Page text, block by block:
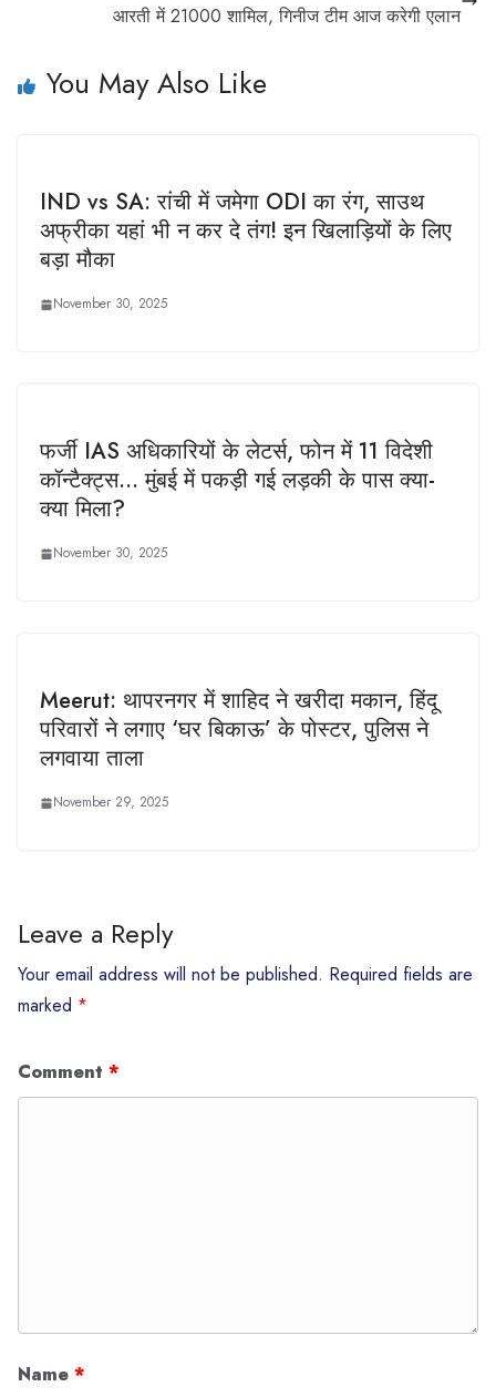
आरती में 21000 शामिल, गिनीज टीम आज करेगी एलान
You May Also Like
IND vs SA: रांची में जमेगा ODI का रंग, साउथ
अफ्रीका यहां भी न कर दे तंग! इन खिलाड़ियों के लिए
बड़ा मौका
November 30, 2025
फर्जी IAS अधिकारियों के लेटर्स, फोन में 11 विदेशी
कॉन्टैक्ट्स… मुंबई में पकड़ी गई लड़की के पास क्या-
क्या मिला?
November 30, 2025
Meerut: थापरनगर में शाहिद ने खरीदा मकान, हिंदू
परिवारों ने लगाए ‘घर बिकाऊ’ के पोस्टर, पुलिस ने
लगवाया ताला
November 29, 2025
Leave a Reply
Your email address will not be published. Required fields are
marked *
Comment *
Name *